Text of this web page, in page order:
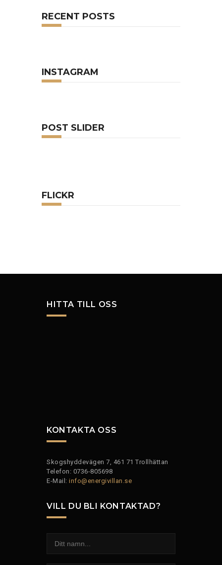
RECENT POSTS
INSTAGRAM
POST SLIDER
FLICKR
HITTA TILL OSS
KONTAKTA OSS
Skogshyddevägen 7, 461 71 Trollhättan
Telefon: 0736-805698
E-Mail: info@energivillan.se
VILL DU BLI KONTAKTAD?